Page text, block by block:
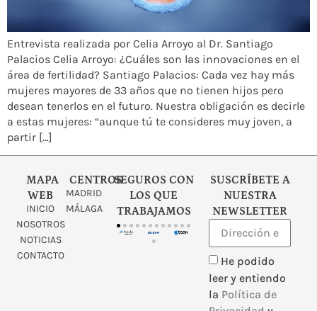
Entrevista realizada por Celia Arroyo al Dr. Santiago
Palacios Celia Arroyo: ¿Cuáles son las innovaciones en el
área de fertilidad? Santiago Palacios: Cada vez hay más
mujeres mayores de 33 años que no tienen hijos pero
desean tenerlos en el futuro. Nuestra obligación es decirle
a estas mujeres: “aunque tú te consideres muy joven, a
partir […]
MAPA
WEB
INICIO
NOSOTROS
NOTICIAS
CONTACTO
CENTROS
MADRID
MÁLAGA
SEGUROS CON
LOS QUE
TRABAJAMOS
SUSCRÍBETE A
NUESTRA
NEWSLETTER
He podido
leer y entiendo
la Política de